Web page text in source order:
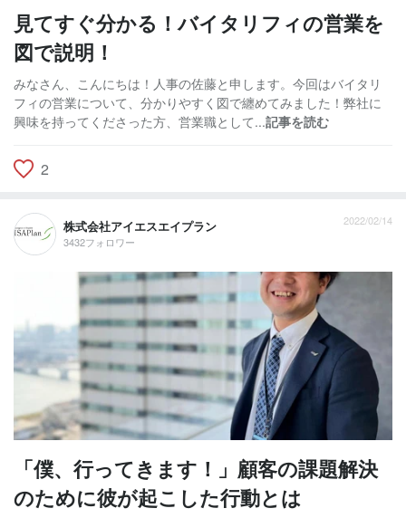
見てすぐ分かる！バイタリフィの営業を
図で説明！
みなさん、こんにちは！人事の佐藤と申します。今回はバイタリ
フィの営業について、分かりやすく図で纏めてみました！弊社に
興味を持ってくださった方、営業職として...記事を読む
2
株式会社アイエスエイプラン
3432フォロワー
2022/02/14
「僕、行ってきます！」顧客の課題解決
のために彼が起こした行動とは